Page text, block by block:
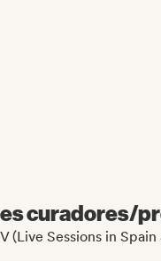
curadores/
(Live Sessions in Spain